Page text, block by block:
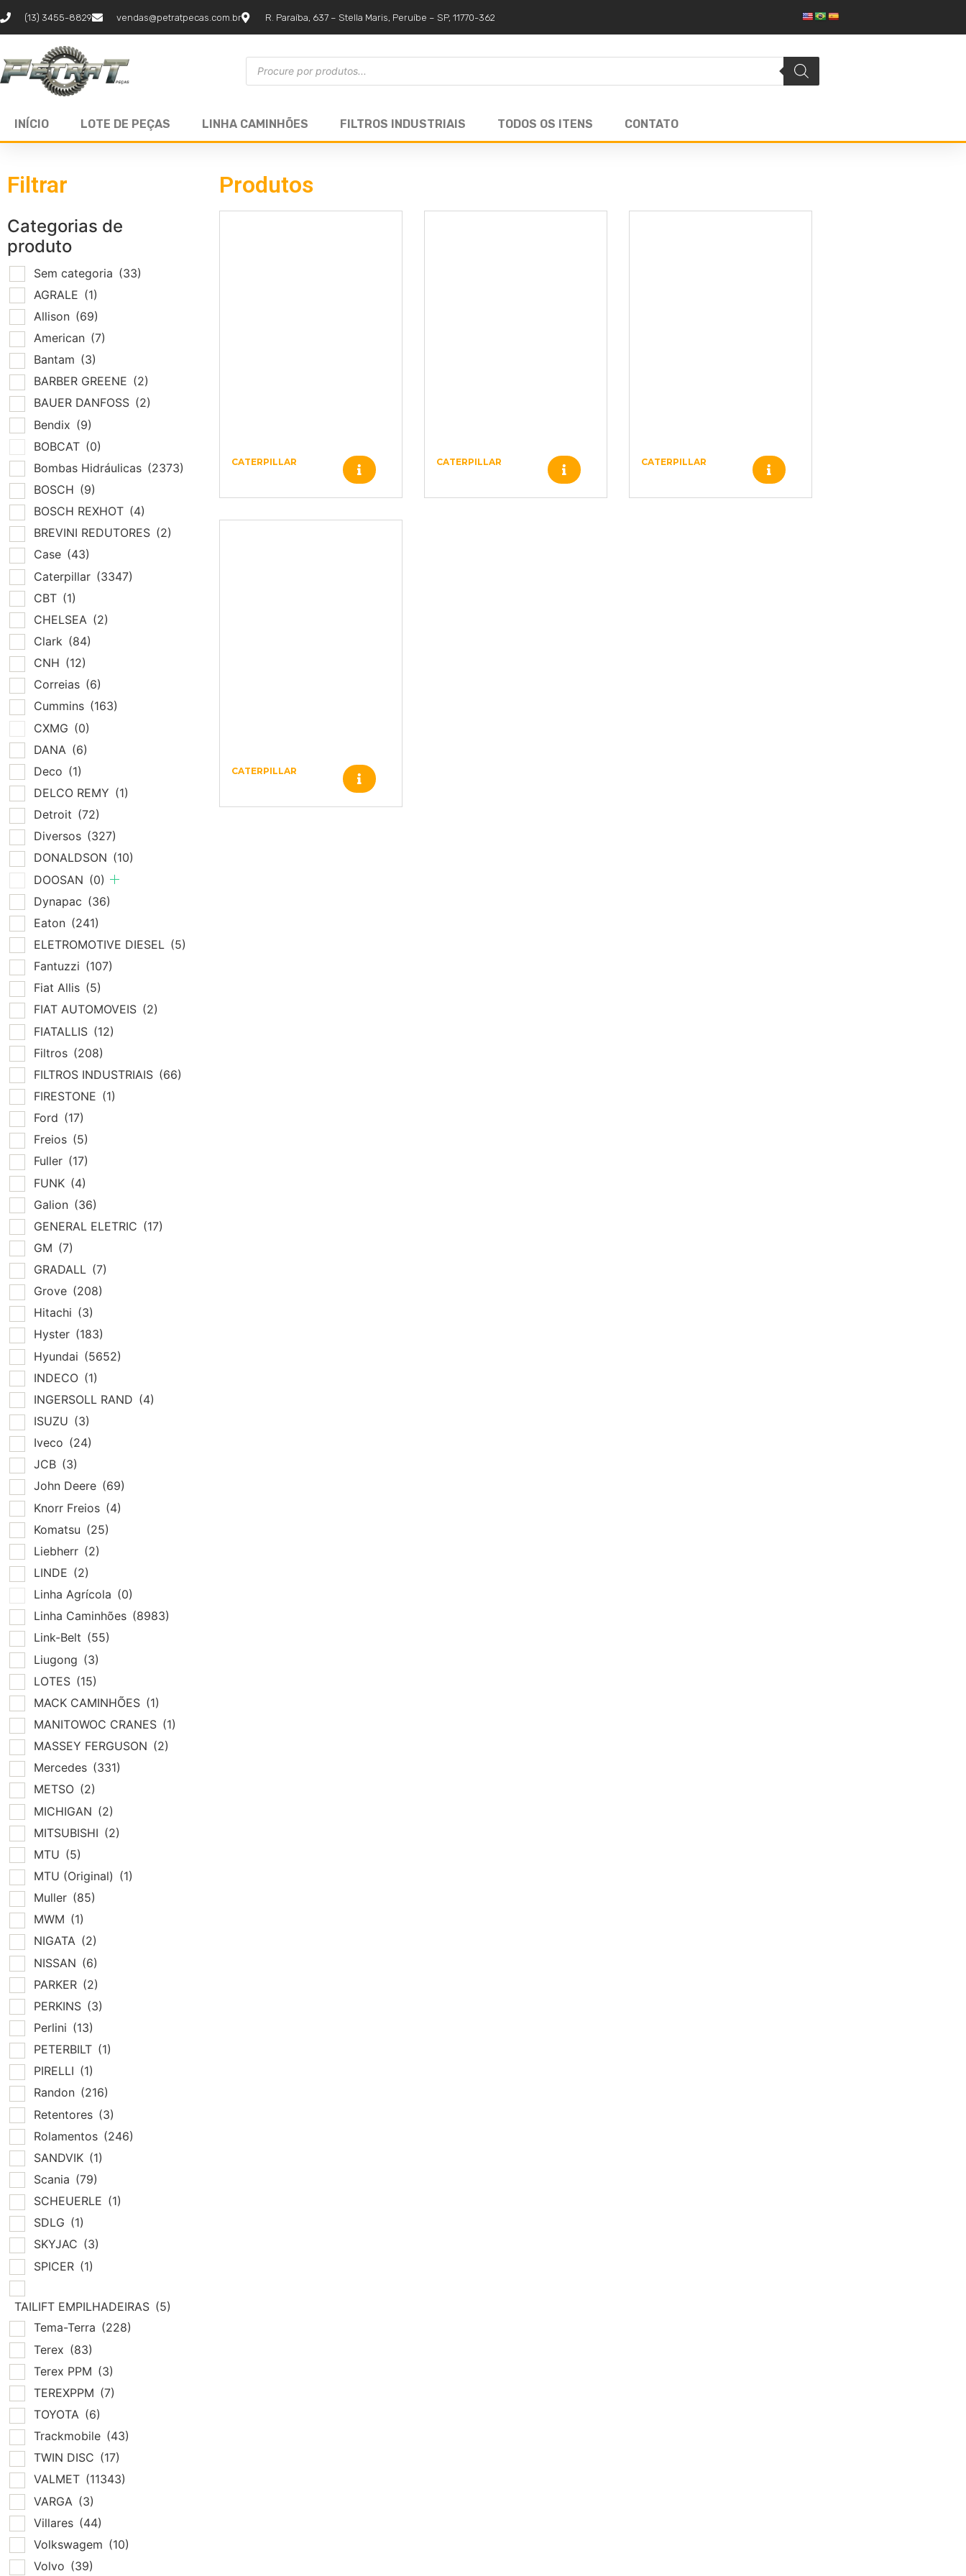
(13) 3455-8829 vendas@petratpecas.com.br R. Paraíba, 637 – Stella Maris, Peruíbe – SP, 11770-362
INÍCIO LOTE DE PEÇAS LINHA CAMINHÕES FILTROS INDUSTRIAIS TODOS OS ITENS CONTATO
Filtrar
Categorias de
produto
Sem categoria (33)
AGRALE (1)
Allison (69)
American (7)
Bantam (3)
BARBER GREENE (2)
BAUER DANFOSS (2)
Bendix (9)
BOBCAT (0)
Bombas Hidráulicas (2373)
BOSCH (9)
BOSCH REXHOT (4)
BREVINI REDUTORES (2)
Case (43)
Caterpillar (3347)
CBT (1)
CHELSEA (2)
Clark (84)
CNH (12)
Correias (6)
Cummins (163)
CXMG (0)
DANA (6)
Deco (1)
DELCO REMY (1)
Detroit (72)
Diversos (327)
DONALDSON (10)
DOOSAN (0)
Dynapac (36)
Eaton (241)
ELETROMOTIVE DIESEL (5)
Fantuzzi (107)
Fiat Allis (5)
FIAT AUTOMOVEIS (2)
FIATALLIS (12)
Filtros (208)
FILTROS INDUSTRIAIS (66)
FIRESTONE (1)
Ford (17)
Freios (5)
Fuller (17)
FUNK (4)
Galion (36)
GENERAL ELETRIC (17)
GM (7)
GRADALL (7)
Grove (208)
Hitachi (3)
Hyster (183)
Hyundai (5652)
INDECO (1)
INGERSOLL RAND (4)
ISUZU (3)
Iveco (24)
JCB (3)
John Deere (69)
Knorr Freios (4)
Komatsu (25)
Liebherr (2)
LINDE (2)
Linha Agrícola (0)
Linha Caminhões (8983)
Link-Belt (55)
Liugong (3)
LOTES (15)
MACK CAMINHÕES (1)
MANITOWOC CRANES (1)
MASSEY FERGUSON (2)
Mercedes (331)
METSO (2)
MICHIGAN (2)
MITSUBISHI (2)
MTU (5)
MTU (Original) (1)
Muller (85)
MWM (1)
NIGATA (2)
NISSAN (6)
PARKER (2)
PERKINS (3)
Perlini (13)
PETERBILT (1)
PIRELLI (1)
Randon (216)
Retentores (3)
Rolamentos (246)
SANDVIK (1)
Scania (79)
SCHEUERLE (1)
SDLG (1)
SKYJAC (3)
SPICER (1)
TAILIFT EMPILHADEIRAS (5)
Tema-Terra (228)
Terex (83)
Terex PPM (3)
TEREXPPM (7)
TOYOTA (6)
Trackmobile (43)
TWIN DISC (17)
VALMET (11343)
VARGA (3)
Villares (44)
Volkswagem (10)
Volvo (39)
Produtos
CATERPILLAR CATERPILLAR CATERPILLAR
CATERPILLAR